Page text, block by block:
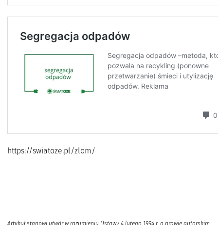
https://swiatoze.pl/zlom/
Artykuł stanowi utwór w rozumieniu Ustawy 4 lutego 1994 r. o prawie autorskim